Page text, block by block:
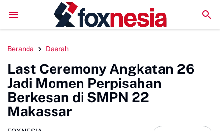
Pengembangan Pariwisata Berkelanjutan, Bupati Sinjai Buka
Beranda Daerah
Last Ceremony Angkatan 26
Jadi Momen Perpisahan
Berkesan di SMPN 22
Makassar